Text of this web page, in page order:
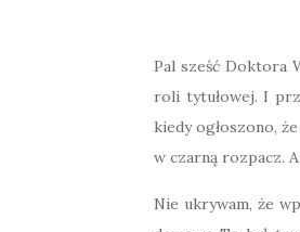
Pal sześć Doktora
roli tytułowej. I
kiedy ogłoszono,
w czarną rozpacz.
Nie ukrywam, że